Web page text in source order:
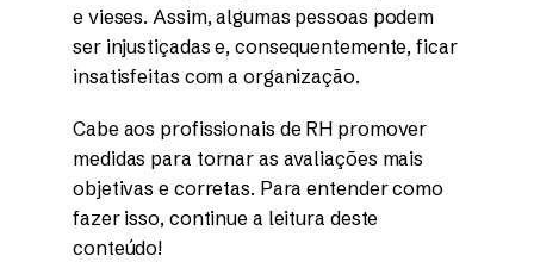
e vieses. Assim, algumas pessoas podem
ser injustiçadas e, consequentemente, ficar
insatisfeitas com a organização.
Cabe aos profissionais de RH promover
medidas para tornar as avaliações mais
objetivas e corretas. Para entender como
fazer isso, continue a leitura deste
conteúdo!